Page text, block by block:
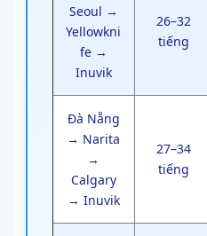
Seoul →
Yellowkni
fe →
Inuvik
26–32
tiếng
Đà Nẵng
→ Narita
→
Calgary
→ Inuvik
27–34
tiếng